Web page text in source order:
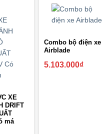
XE
DRIFT
má
Combo bộ điện xe
Airblade
5.103.000₫